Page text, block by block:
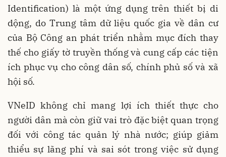
Identification) là một ứng dụng trên thiết bị di
dộng, do Trung tâm dữ liệu quốc gia về dân cư
của Bộ Công an phát triển nhằm mục đích thay
thế cho giấy tờ truyền thống và cung cấp các tiện
ích phục vụ cho công dân số, chính phủ số và xã
hội số.
VNeID không chỉ mang lợi ích thiết thực cho
người dân mà còn giữ vai trò đặc biệt quan trọng
đối với công tác quản lý nhà nước; giúp giảm
thiểu sự lãng phí và sai sót trong việc sử dụng